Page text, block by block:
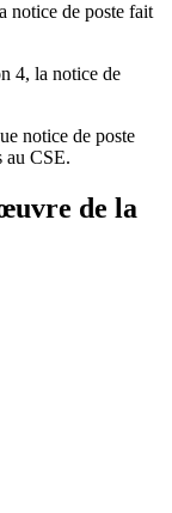
notice de poste fait
4, la notice de
notice de poste
au CSE.
de la